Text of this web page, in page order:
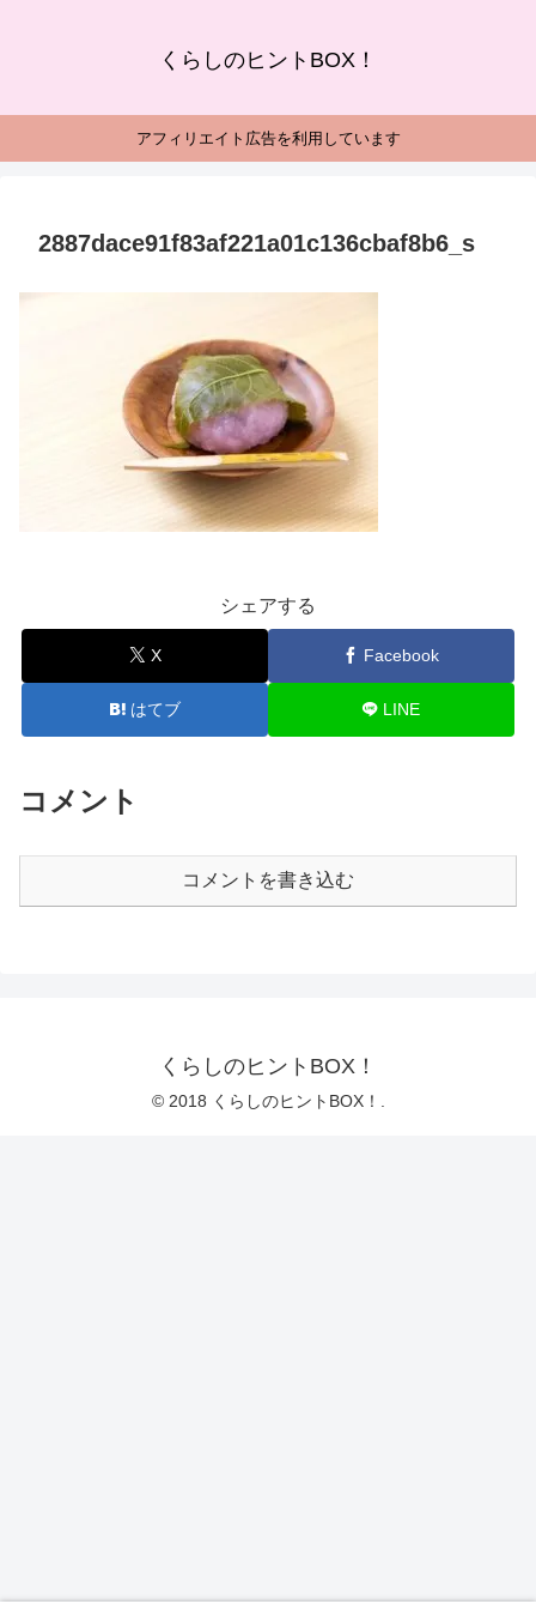
くらしのヒントBOX！
アフィリエイト広告を利用しています
2887dace91f83af221a01c136cbaf8b6_s
シェアする
X Facebook
はてブ LINE
コメント
コメントを書き込む
くらしのヒントBOX！
© 2018 くらしのヒントBOX！.